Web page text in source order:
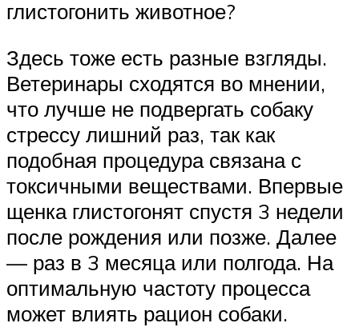
глистогонить животное?
Здесь тоже есть разные взгляды.
Ветеринары сходятся во мнении,
что лучше не подвергать собаку
стрессу лишний раз, так как
подобная процедура связана с
токсичными веществами. Впервые
щенка глистогонят спустя 3 недели
после рождения или позже. Далее
— раз в 3 месяца или полгода. На
оптимальную частоту процесса
может влиять рацион собаки.